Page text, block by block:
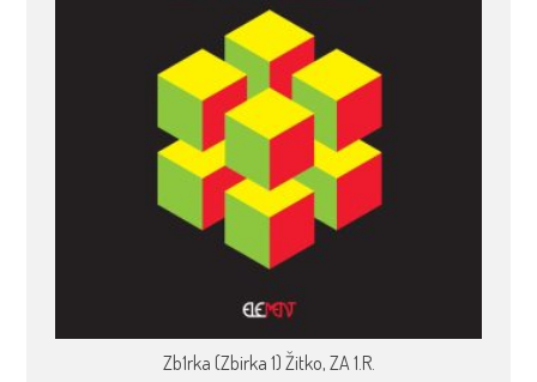
Zb1rka (Zbirka 1) Žitko, ZA 1.R.